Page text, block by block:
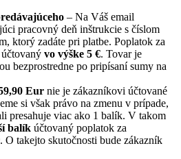
– Na Váš email
pracovný deň inštrukcie s číslom
ktorý zadáte pri platbe. Poplatok za
vo výške 5 €. Tovar je
bezprostredne po pripísaní sumy na
Eur nie je zákazníkovi účtované
si však právo na zmenu v prípade,
presahuje viac ako 1 balík. V takom
balík účtovaný poplatok za
. O takejto skutočnosti bude zákazník